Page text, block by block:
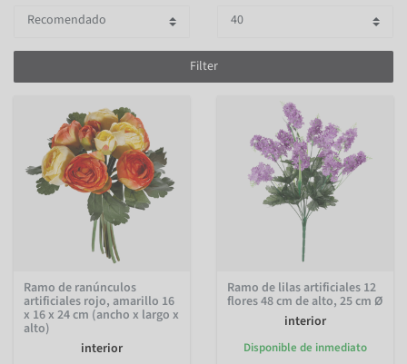
Filter
Ramo de ranúnculos
artificiales rojo, amarillo 16
x 16 x 24 cm (ancho x largo x
alto)
interior
Ramo de lilas artificiales 12
flores 48 cm de alto, 25 cm Ø
interior
Disponible de inmediato